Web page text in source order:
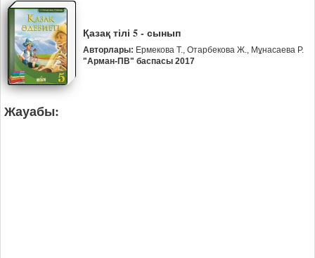
Қазақ тілі 5 - сынып
Авторлары: Ермекова Т., Отарбекова Ж., Мұнасаева Р.
"Арман-ПВ" баспасы 2017
Жауабы: